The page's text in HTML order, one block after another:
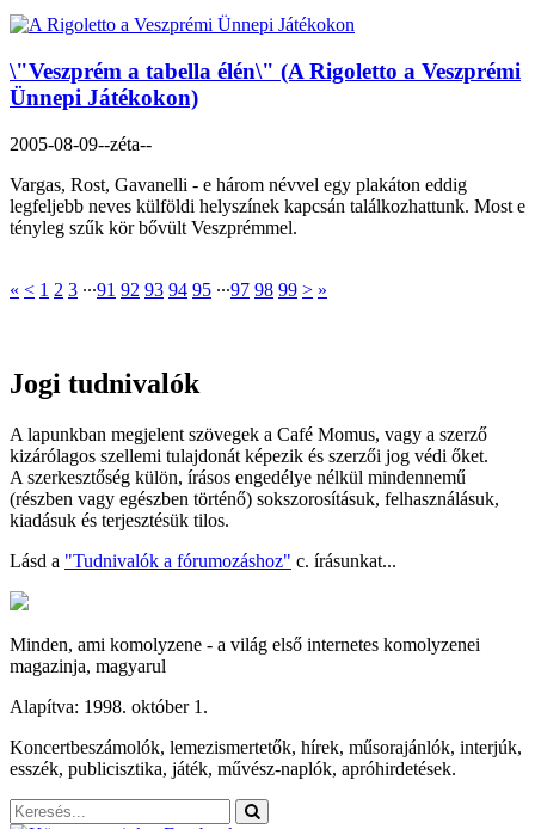
\"Veszprém a tabella élén\" (A Rigoletto a Veszprémi
Ünnepi Játékokon)
2005-08-09--zéta--
Vargas, Rost, Gavanelli - e három névvel egy plakáton eddig
legfeljebb neves külföldi helyszínek kapcsán találkozhattunk. Most e
tényleg szűk kör bővült Veszprémmel.
« < 1 2 3 ∙∙∙91 92 93 94 95 ∙∙∙97 98 99 > »
Jogi tudnivalók
A lapunkban megjelent szövegek a Café Momus, vagy a szerző
kizárólagos szellemi tulajdonát képezik és szerzői jog védi őket.
A szerkesztőség külön, írásos engedélye nélkül mindennemű
(részben vagy egészben történő) sokszorosításuk, felhasználásuk,
kiadásuk és terjesztésük tilos.
Lásd a "Tudnivalók a fórumozáshoz" c. írásunkat...
Minden, ami komolyzene - a világ első internetes komolyzenei
magazinja, magyarul
Alapítva: 1998. október 1.
Koncertbeszámolók, lemezismertetők, hírek, műsorajánlók, interjúk,
esszék, publicisztika, játék, művész-naplók, apróhirdetések.